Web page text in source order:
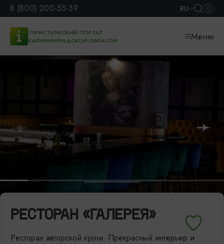
8 (800) 200-55-39 RU
ТУРИСТИЧЕСКИЙ ПОРТАЛ
КАЛИНИНГРАДСКОЙ ОБЛАСТИ
Меню
РЕСТОРАН «ГАЛЕРЕЯ»
Ресторан авторской кухни. Прекрасный интерьер и